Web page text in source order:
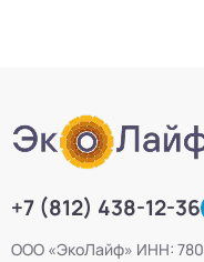
Септики Далос
+7 (812) 438-12-36
ООО «ЭкоЛайф» ИНН: